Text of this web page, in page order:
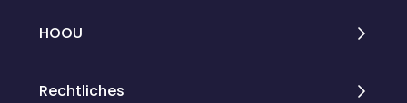
HOOU
Rechtliches